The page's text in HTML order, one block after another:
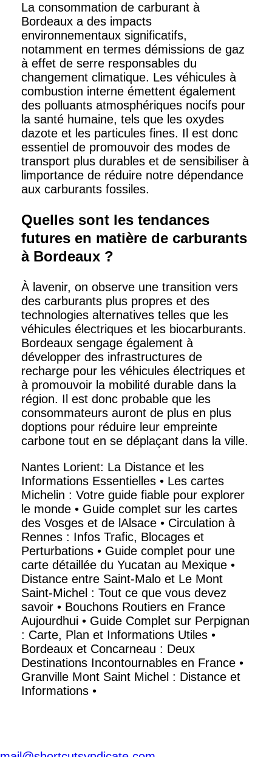
La consommation de carburant à
Bordeaux a des impacts
environnementaux significatifs,
notamment en termes démissions de gaz
à effet de serre responsables du
changement climatique. Les véhicules à
combustion interne émettent également
des polluants atmosphériques nocifs pour
la santé humaine, tels que les oxydes
dazote et les particules fines. Il est donc
essentiel de promouvoir des modes de
transport plus durables et de sensibiliser à
limportance de réduire notre dépendance
aux carburants fossiles.
Quelles sont les tendances
futures en matière de carburants
à Bordeaux ?
À lavenir, on observe une transition vers
des carburants plus propres et des
technologies alternatives telles que les
véhicules électriques et les biocarburants.
Bordeaux sengage également à
développer des infrastructures de
recharge pour les véhicules électriques et
à promouvoir la mobilité durable dans la
région. Il est donc probable que les
consommateurs auront de plus en plus
doptions pour réduire leur empreinte
carbone tout en se déplaçant dans la ville.
Nantes Lorient: La Distance et les
Informations Essentielles • Les cartes
Michelin : Votre guide fiable pour explorer
le monde • Guide complet sur les cartes
des Vosges et de lAlsace • Circulation à
Rennes : Infos Trafic, Blocages et
Perturbations • Guide complet pour une
carte détaillée du Yucatan au Mexique •
Distance entre Saint-Malo et Le Mont
Saint-Michel : Tout ce que vous devez
savoir • Bouchons Routiers en France
Aujourdhui • Guide Complet sur Perpignan
: Carte, Plan et Informations Utiles •
Bordeaux et Concarneau : Deux
Destinations Incontournables en France •
Granville Mont Saint Michel : Distance et
Informations •